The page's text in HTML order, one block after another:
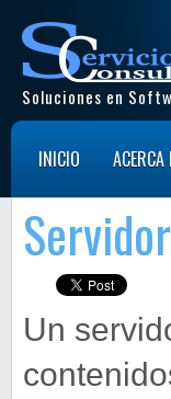
Soluciones en
INICIO
Un